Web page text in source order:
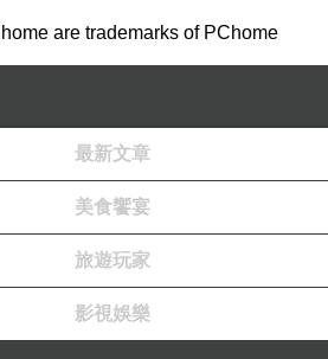
are trademarks of PChome
最新文章
美食饗宴
旅遊玩家
影視娛樂